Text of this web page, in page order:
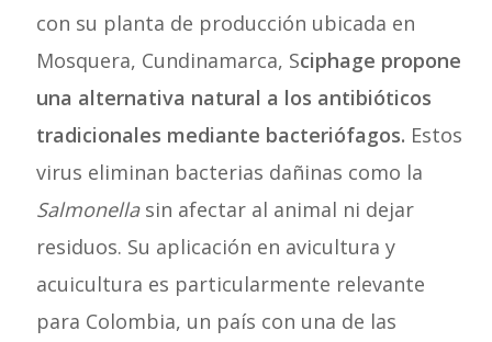
con su planta de producción ubicada en
Mosquera, Cundinamarca, Sciphage propone
una alternativa natural a los antibióticos
tradicionales mediante bacteriófagos. Estos
virus eliminan bacterias dañinas como la
Salmonellasin afectar al animal ni dejar
residuos. Su aplicación en avicultura y
acuicultura es particularmente relevante
para Colombia, un país con una de las